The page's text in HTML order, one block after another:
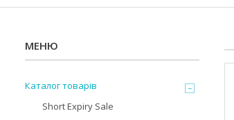
Каталог товарів
Short Expiry Sale